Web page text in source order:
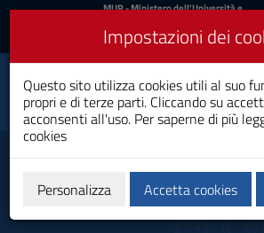
Vai
al
navigazione
MIUR
Accedi
MUR- Ministero dell'Università e
Accedi UniCA News
Toggle
navigation
Università degli
Studi di Cagliari
Sistema di
valutazione della
Impostazioni dei
Questo sito utilizza cookies utili al suo
propri e di terze parti. Cliccando su
acconsenti all'uso. Per saperne di più
cookies
Personalizza Accetta cookies